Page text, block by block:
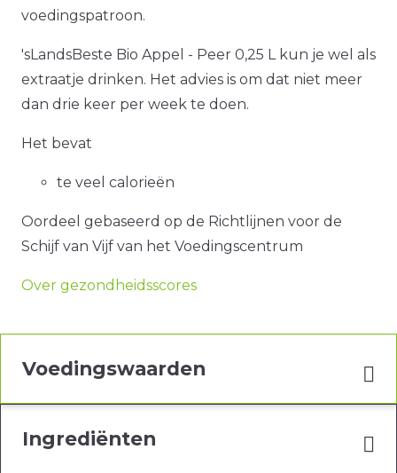
voedingspatroon.
'sLandsBeste Bio Appel - Peer 0,25 L kun je wel als
extraatje drinken. Het advies is om dat niet meer
dan drie keer per week te doen.
Het bevat
te veel calorieën
Oordeel gebaseerd op de Richtlijnen voor de
Schijf van Vijf van het Voedingscentrum
Over gezondheidsscores
Voedingswaarden
Ingrediënten